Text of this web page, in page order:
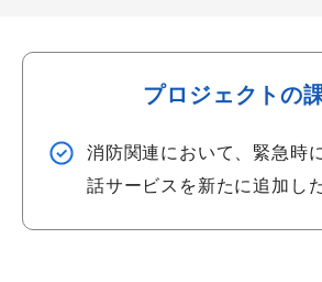
プロジェクトの
消防関連において、緊急時
話サービスを新たに追加し